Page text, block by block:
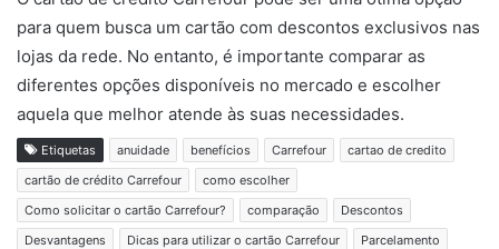
para quem busca um cartão com descontos exclusivos nas
lojas da rede. No entanto, é importante comparar as
diferentes opções disponíveis no mercado e escolher
aquela que melhor atende às suas necessidades.
Etiquetas anuidade benefícios Carrefour
cartao de credito
cartão de crédito Carrefour
como escolher
Como solicitar o cartão Carrefour?
comparação
Descontos
Desvantagens
Dicas para utilizar o cartão Carrefour
Parcelamento